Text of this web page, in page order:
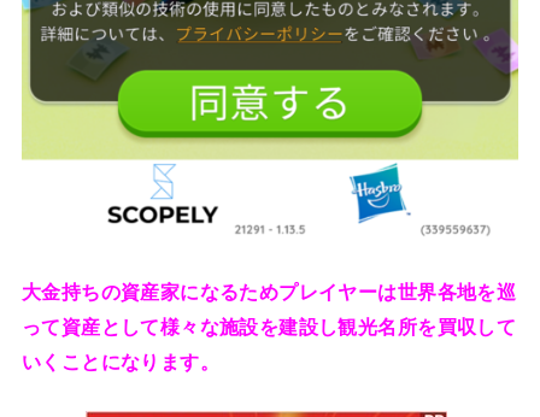
大金持ちの資産家になるためプレイヤーは世界各地を巡
って資産として様々な施設を建設し観光名所を買収して
いくことになります。